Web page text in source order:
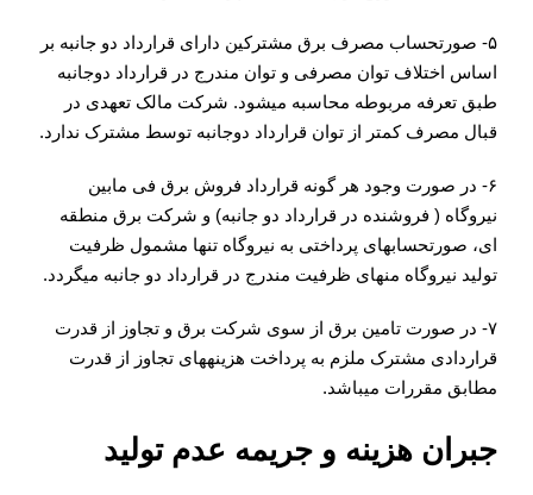
۵- صورتحساب مصرف برق مشترکین دارای قرارداد دو جانبه بر
اساس اختلاف توان مصرفی و توان مندرج در قرارداد دوجانبه
طبق تعرفه مربوطه محاسبه می­شود. شرکت مالک تعهدی در
قبال مصرف کمتر از توان قرارداد دوجانبه توسط مشترک ندارد.
۶- در صورت وجود هر گونه قرارداد فروش برق فی مابین
نیروگاه ( فروشنده در قرارداد دو جانبه) و شرکت برق منطقه
ای، صورتحساب­های پرداختی به نیروگاه تنها مشمول ظرفیت
تولید نیروگاه منهای ظرفیت مندرج در قرارداد دو جانبه می­گردد.
۷- در صورت تامین برق از سوی شرکت برق و تجاوز از قدرت
قراردادی مشترک ملزم به پرداخت هزینه­های تجاوز از قدرت
مطابق مقررات می­باشد.
جبران هزینه و جریمه عدم تولید